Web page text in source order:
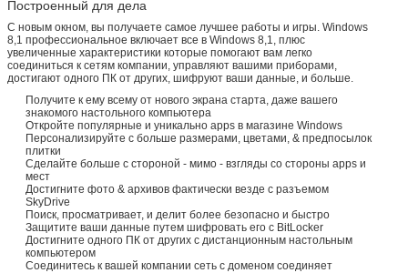
Оставьте сообщение
Мы скоро тебе перезвоним!
Построенный для дела
С новым окном, вы получаете самое лучшее работы и игры. Windows
8,1 профессиональное включает все в Windows 8,1, плюс
увеличенные характеристики которые помогают вам легко
соединиться к сетям компании, управляют вашими приборами,
достигают одного ПК от других, шифруют ваши данные, и больше.
Получите к ему всему от нового экрана старта, даже вашего
знакомого настольного компьютера
Откройте популярные и уникально apps в магазине Windows
Персонализируйте с больше размерами, цветами, & предпосылок
плитки
Сделайте больше с стороной - мимо - взгляды со стороны apps и
мест
Достигните фото & архивов фактически везде с разъемом
SkyDrive
Поиск, просматривает, и делит более безопасно и быстро
Защитите ваши данные путем шифровать его с BitLocker
Достигните одного ПК от других с дистанционным настольным
компьютером
Соединитесь к вашей компании сеть с доменом соединяет